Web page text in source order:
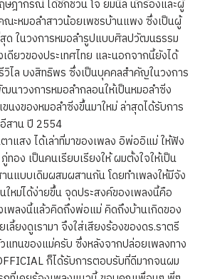
ษฎากรณ์ ได้ชักชวน โจ ยมนิล นักร้องและผู้
ะหมอลำสาวน้อยเพชรบ้านแพง ซึ่งเป็นผู้
ด ในวงการหมอลำรูปแบบศิลปวัฒนธรรม
ดียวของประเทศไทย และนอกจากนี้ยังได้
ไล บงสิทธิพร ซึ่งเป็นบุคคลสำคัญในวงการ
นาวงการหมอลำกลอนให้เป็นหมอลำซิ่ง
นงของหมอลำซิ่งขึ้นมาใหม่ ล่าสุดได้รับการ
สาน ปี 2554
แสง ได้เล่าที่มาของเพลง อิพ่ออิแม่ ให้ฟัง
อง เป็นคนเรียบเรียงให้ ผมตั้งใจให้เป็น
นแบบเดิมผสมผสานกัน โดยทำเพลงให้มีจัง
ใหม่ได้ง่ายขึ้น จุดประสงค์ของเพลงนี้คือ
พลงนี้แล้วคิดถึงพ่อแม่ คิดถึงบ้านเกิดของ
ลี้ยงดูเรามา จึงใส่เสียงร้องของดร.ราตรี
แทนของแม่ครับ ซึ่งหลังจากปล่อยเพลงทาง
ก็ได้รับการตอบรับที่ดีมากจนผม